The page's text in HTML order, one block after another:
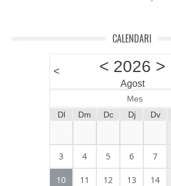
CALENDARI
< < 2026 >
Agost
Mes
Dl
Dm Dc Dj Dv
3 4 5 6 7
10 11 12 13 14